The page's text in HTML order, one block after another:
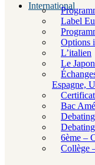
International
Label
Options
L’italien
Le
Espagne,
Bac
6ème –
Collège